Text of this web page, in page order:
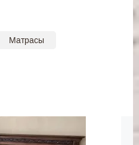
Матрасы